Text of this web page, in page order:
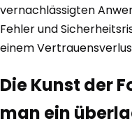
vernachlässigten
Fehler und
einem
Die Kunst der
man ein